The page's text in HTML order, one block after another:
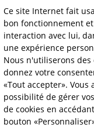
Ce site Internet fait
bon fonctionnement
interaction avec lui,
une expérience
Nous n'utiliserons des
donnez votre
«Tout accepter». Vous
possibilité de gérer
de cookies en
bouton